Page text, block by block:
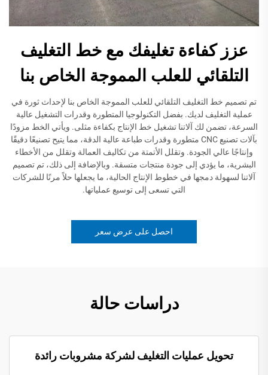
عزز كفاءة تغليفك مع خط التغليف
التلقائي للعلب المموجة الخاص بنا
تم تصميم خط التغليف التلقائي للعلب المموجة الخاص بنا لإحداث ثورة في
عملية التغليف لديك. بفضل التكنولوجيا المتطورة وقدرات التشغيل عالية
السرعة، تضمن لك آلاتنا تشغيل خط الإنتاج بكفاءة مثلى. ويأتي الخط مزودًا
بآلات تصنيع CNC متطورة وقدرات طباعة عالية الدقة، مما يتيح تصنيعًا دقيقًا
وإنتاجًا عالي الجودة. وتقلل الأتمتة من تكاليف العمالة وتقلل من الأخطاء
البشرية، ما يؤدي إلى جودة منتجات متسقة. وبالإضافة إلى ذلك، تم تصميم
آلاتنا لسهولة دمجها في خطوط الإنتاج الحالية، ما يجعلها حلاً مرنًا للشركات
التي تسعى إلى توسيع عملياتها.
احصل على عرض سعر
دراسات حالة
تحويل عمليات التغليف لشركة مشروبات رائدة